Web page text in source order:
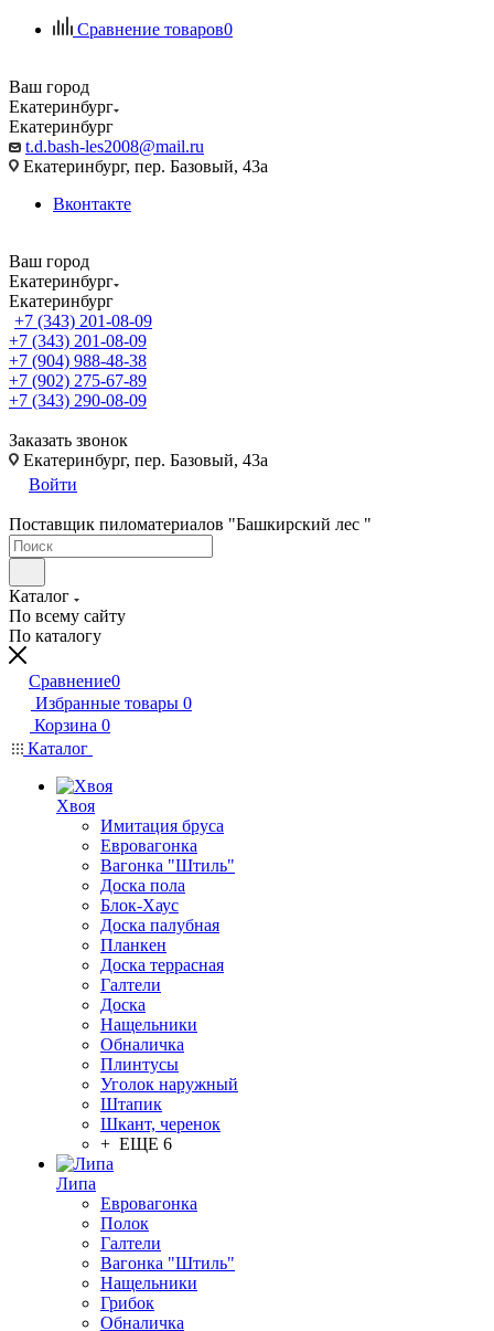
Сравнение товаров0
Ваш город
Екатеринбург
Екатеринбург
t.d.bash-les2008@mail.ru
Екатеринбург, пер. Базовый, 43а
Вконтакте
Ваш город
Екатеринбург
Екатеринбург
+7 (343) 201-08-09
+7 (343) 201-08-09
+7 (904) 988-48-38
+7 (902) 275-67-89
+7 (343) 290-08-09
Заказать звонок
Екатеринбург, пер. Базовый, 43а
Войти
Поставщик пиломатериалов "Башкирский лес "
Каталог
По всему сайту
По каталогу
Сравнение0
Избранные товары 0
Корзина 0
Каталог
Хвоя
Имитация бруса
Евровагонка
Вагонка "Штиль"
Доска пола
Блок-Хаус
Доска палубная
Планкен
Доска террасная
Галтели
Доска
Нащельники
Обналичка
Плинтусы
Уголок наружный
Штапик
Шкант, черенок
+ ЕЩЕ 6
Липа
Евровагонка
Полок
Галтели
Вагонка "Штиль"
Нащельники
Грибок
Обналичка